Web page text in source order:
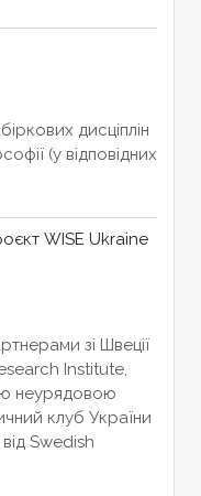
дисціплін
(у відповідних
WISE Ukraine
зі Швеції
Institute,
неурядовою
клуб України
Swedish